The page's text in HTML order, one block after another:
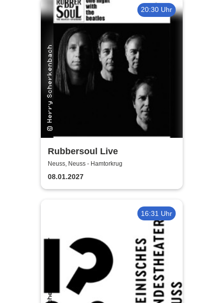
20:30 Uhr
Rubbersoul Live
Neuss, Neuss - Hamtorkrug
08.01.2027
16:31 Uhr